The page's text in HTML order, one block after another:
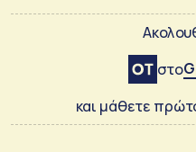
στο
και μάθετε